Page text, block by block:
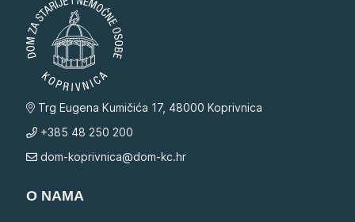
Trg Eugena Kumičića 17, 48000 Koprivnica
+385 48 250 200
dom-koprivnica@dom-kc.hr
O NAMA